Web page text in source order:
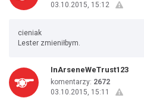
03.10.2015, 15:12
cieniak
Lester zmieniłbym.
InArseneWeTrust123
komentarzy: 2672
03.10.2015, 15:11